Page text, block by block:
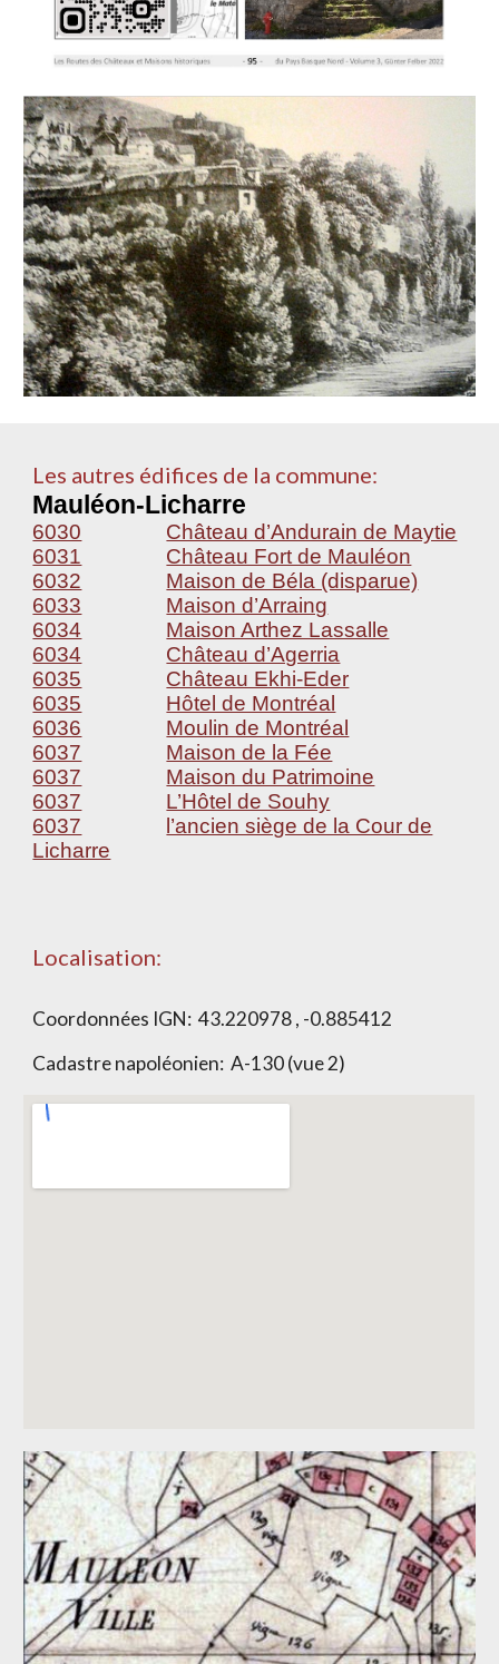
Les autres édifices de la commune:
Mauléon-Licharre
6030
Château d’Andurain de Maytie
6031
Château Fort de Mauléon
6032
Maison de Béla (disparue)
6033
Maison d’Arraing
6034
Maison Arthez Lassalle
6034
Château d’Agerria
6035
Château Ekhi-Eder
6035
Hôtel de Montréal
6036
Moulin de Montréal
6037
Maison de la Fée
6037
Maison du Patrimoine
6037
L’Hôtel de Souhy
6037
l’ancien siège de la Cour de
Licharre
Localisation:
Coordonnées IGN: 43.220978 , -0.885412
Cadastre napoléonien: A-130 (vue 2)